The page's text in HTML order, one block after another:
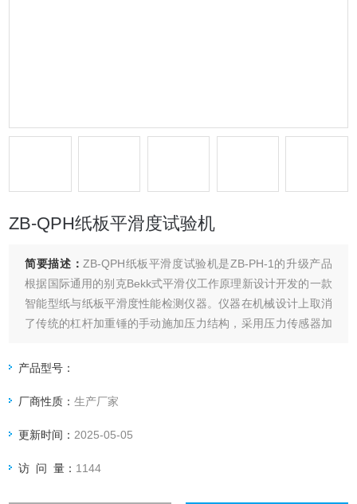
ZB-QPH纸板平滑度试验机
简要描述： ZB-QPH纸板平滑度试验机是ZB-PH-1的升级产品
根据国际通用的别克Bekk式平滑仪工作原理新设计开发的一款
智能型纸与纸板平滑度性能检测仪器。仪器在机械设计上取消
了传统的杠杆加重锤的手动施加压力结构，采用压力传感器加
于纸张及纸板表面平滑度的测定，是造纸、包装、印刷、商
JJG62，I
产品型号：
厂商性质：生产厂家
更新时间： 2025-05-05
访 问 量： 1144